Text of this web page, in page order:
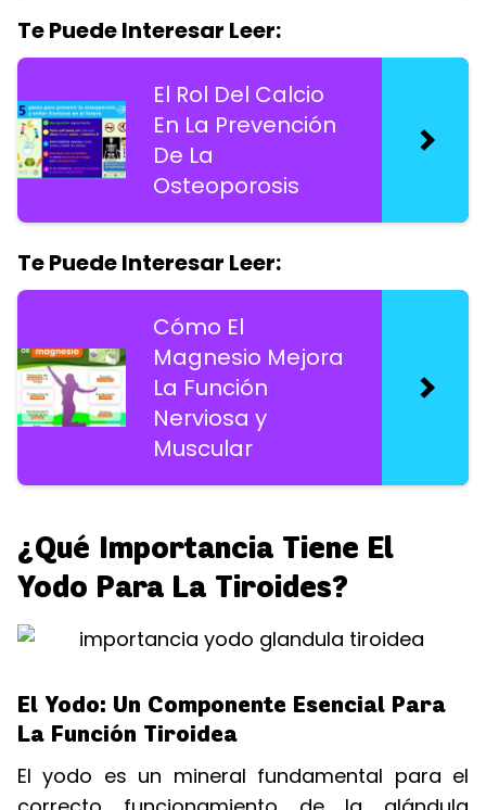
Te Puede Interesar Leer:
El Rol Del Calcio
En La Prevención
De La
Osteoporosis
Te Puede Interesar Leer:
Cómo El
Magnesio Mejora
La Función
Nerviosa y
Muscular
¿Qué Importancia Tiene El
Yodo Para La Tiroides?
El Yodo: Un Componente Esencial Para
La Función Tiroidea
El yodo es un mineral fundamental para el